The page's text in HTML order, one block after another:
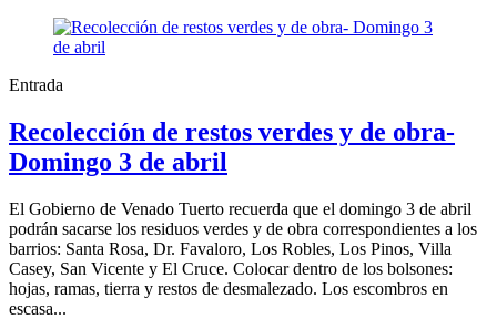
Entrada
Recolección de restos verdes y de obra-
Domingo 3 de abril
El Gobierno de Venado Tuerto recuerda que el domingo 3 de abril
podrán sacarse los residuos verdes y de obra correspondientes a los
barrios: Santa Rosa, Dr. Favaloro, Los Robles, Los Pinos, Villa
Casey, San Vicente y El Cruce. Colocar dentro de los bolsones:
hojas, ramas, tierra y restos de desmalezado. Los escombros en
escasa...